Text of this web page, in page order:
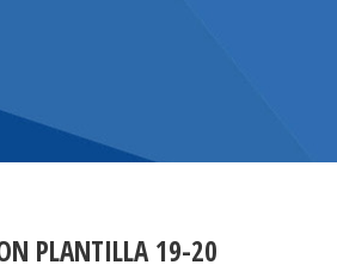
PLANTILLA 19-20